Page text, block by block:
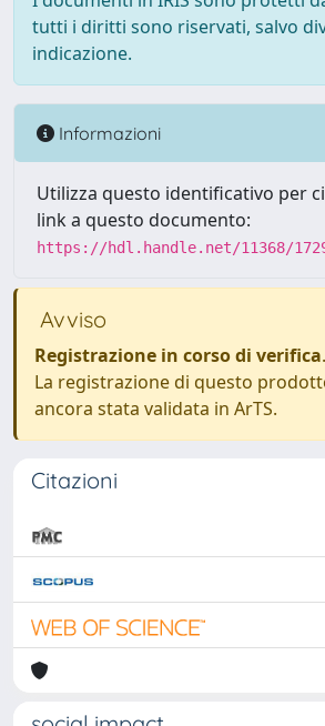
tutti i diritti sono riservati, salvo
indicazione.
Informazioni
Utilizza questo identificativo per
link a questo documento:
https://hdl.handle.net/11368/
Avviso
Registrazione in corso di verifica.
La registrazione di questo
ancora stata validata in ArTS.
Citazioni